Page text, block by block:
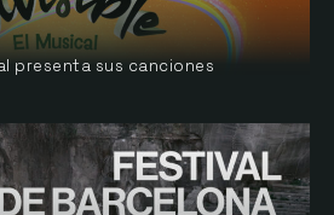
presenta sus canciones